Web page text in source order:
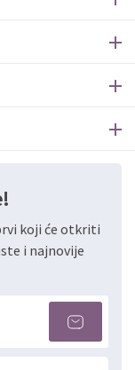
koji će otkriti
i najnovije